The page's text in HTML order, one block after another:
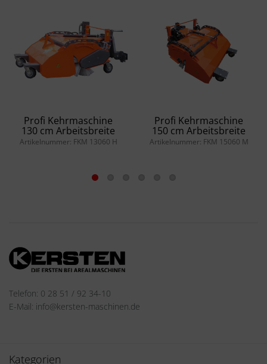
Profi Kehrmaschine
130 cm Arbeitsbreite
Artikelnummer: FKM 13060 H
Profi Kehrmaschine
150 cm Arbeitsbreite
Artikelnummer: FKM 15060 M
Telefon: 0 28 51 / 92 34-10
E-Mail: info@kersten-maschinen.de
Kategorien